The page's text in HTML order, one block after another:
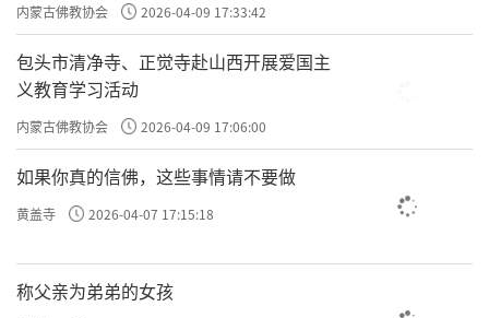
内蒙古佛教协会 2026-04-09 17:33:42
包头市清净寺、正觉寺赴山西开展爱国主
义教育学习活动
内蒙古佛教协会 2026-04-09 17:06:00
如果你真的信佛，这些事情请不要做
黄盖寺 2026-04-07 17:15:18
称父亲为弟弟的女孩